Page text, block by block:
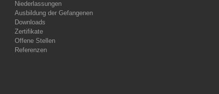
Niederlassungen
Ausbildung der Gefangenen
Downloads
Zertifikate
Offene Stellen
Referenzen